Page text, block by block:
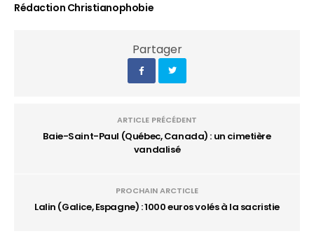
Rédaction Christianophobie
Partager
ARTICLE PRÉCÉDENT
Baie-Saint-Paul (Québec, Canada) : un cimetière
vandalisé
PROCHAIN ARCTICLE
Lalin (Galice, Espagne) : 1000 euros volés à la sacristie